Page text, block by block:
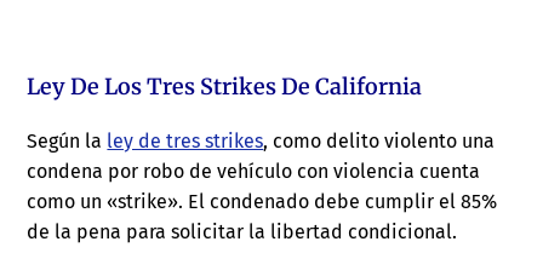
Ley De Los Tres Strikes De California
Según la ley de tres strikes, como delito violento una
condena por robo de vehículo con violencia cuenta
como un «strike». El condenado debe cumplir el 85%
de la pena para solicitar la libertad condicional.